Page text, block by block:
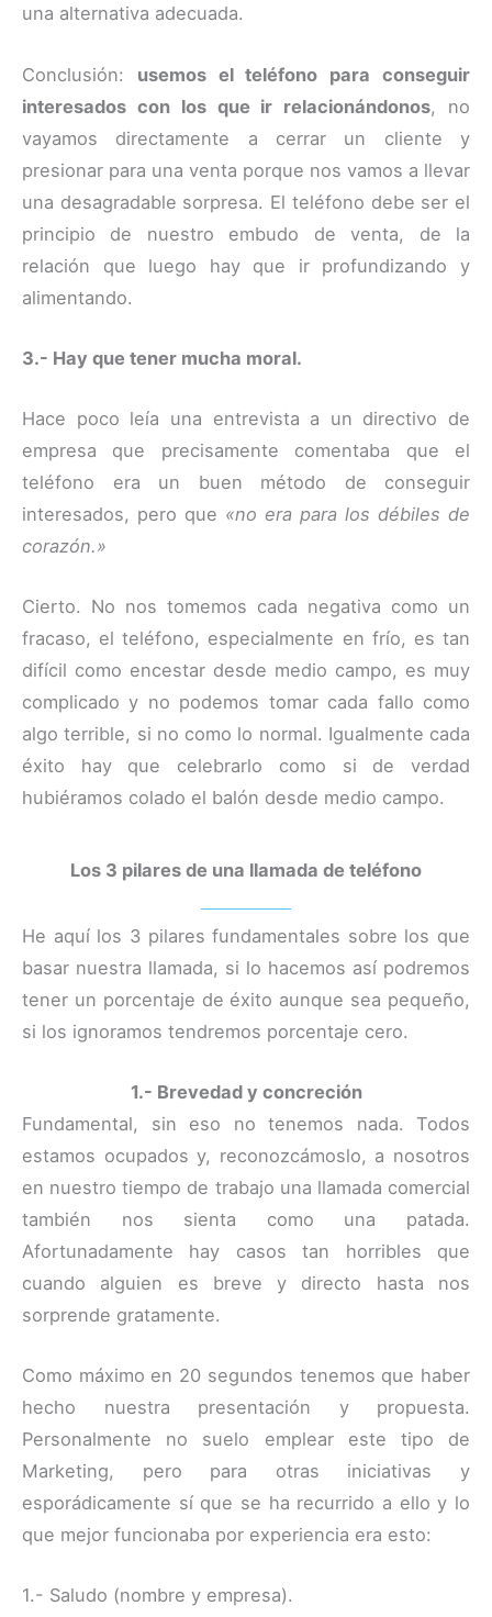
una alternativa adecuada.
Conclusión: usemos el teléfono para conseguir
interesados con los que ir relacionándonos, no
vayamos directamente a cerrar un cliente y
presionar para una venta porque nos vamos a llevar
una desagradable sorpresa. El teléfono debe ser el
principio de nuestro embudo de venta, de la
relación que luego hay que ir profundizando y
alimentando.
3.- Hay que tener mucha moral.
Hace poco leía una entrevista a un directivo de
empresa que precisamente comentaba que el
teléfono era un buen método de conseguir
interesados, pero que «no era para los débiles de
corazón.»
Cierto. No nos tomemos cada negativa como un
fracaso, el teléfono, especialmente en frío, es tan
difícil como encestar desde medio campo, es muy
complicado y no podemos tomar cada fallo como
algo terrible, si no como lo normal. Igualmente cada
éxito hay que celebrarlo como si de verdad
hubiéramos colado el balón desde medio campo.
Los 3 pilares de una llamada de teléfono
He aquí los 3 pilares fundamentales sobre los que
basar nuestra llamada, si lo hacemos así podremos
tener un porcentaje de éxito aunque sea pequeño,
si los ignoramos tendremos porcentaje cero.
1.- Brevedad y concreción
Fundamental, sin eso no tenemos nada. Todos
estamos ocupados y, reconozcámoslo, a nosotros
en nuestro tiempo de trabajo una llamada comercial
también nos sienta como una patada.
Afortunadamente hay casos tan horribles que
cuando alguien es breve y directo hasta nos
sorprende gratamente.
Como máximo en 20 segundos tenemos que haber
hecho nuestra presentación y propuesta.
Personalmente no suelo emplear este tipo de
Marketing, pero para otras iniciativas y
esporádicamente sí que se ha recurrido a ello y lo
que mejor funcionaba por experiencia era esto:
1.- Saludo (nombre y empresa).